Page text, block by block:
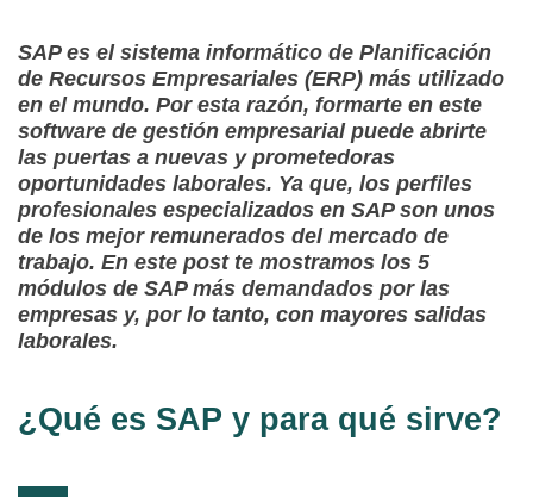
SAP es el sistema informático de Planificación
de Recursos Empresariales (ERP) más utilizado
en el mundo. Por esta razón, formarte en este
software de gestión empresarial puede abrirte
las puertas a nuevas y prometedoras
oportunidades laborales. Ya que, los perfiles
profesionales especializados en SAP son unos
de los mejor remunerados del mercado de
trabajo. En este post te mostramos los 5
módulos de SAP más demandados por las
empresas y, por lo tanto, con mayores salidas
laborales.
¿Qué es SAP y para qué sirve?